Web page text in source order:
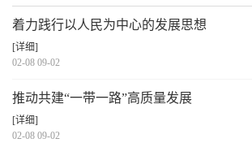
着力践行以人民为中心的发展思想
[详细]
02-08 09-02
推动共建“一带一路”高质量发展
[详细]
02-08 09-02